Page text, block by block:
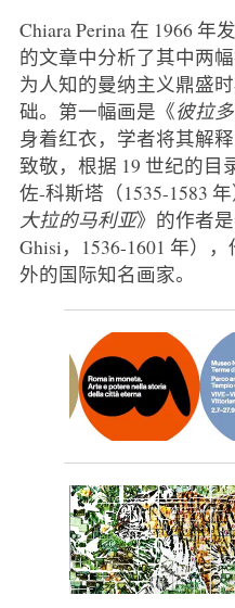
Chiara Perina 在 1966 年
的文章中分析了其中两
为人知的曼纳主义鼎盛
础。第一幅画是《彼拉
身着红衣，学者将其解
致敬，根据 19 世纪的目
佐-科斯塔（1535-1583
大拉的马利亚》的作者
Ghisi，1536-1601 年）
外的国际知名画家。